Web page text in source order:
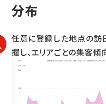
分布
任意に登録した地点の
握し、エリアごとの集客傾